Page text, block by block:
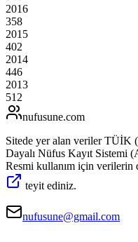
2016
358
2015
402
2014
446
2013
512
nufusune.com
Sitede yer alan veriler TÜİK
Dayalı Nüfus Kayıt Sistemi
Resmi kullanım için verilerin
teyit ediniz.
nufusune@gmail.com